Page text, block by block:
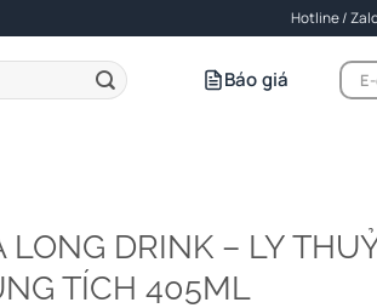
Hotline /
Báo giá
LONG DRINK – LY
TÍCH 405ML